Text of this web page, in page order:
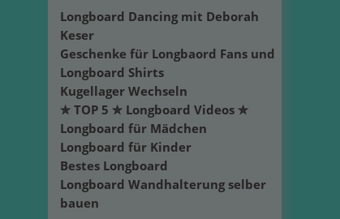
Longboard Dancing mit Deborah
Keser
Geschenke für Longbaord Fans und
Longboard Shirts
Kugellager Wechseln
✮ TOP 5 ✮ Longboard Videos ✮
Longboard für Mädchen
Longboard für Kinder
Bestes Longboard
Longboard Wandhalterung selber
bauen